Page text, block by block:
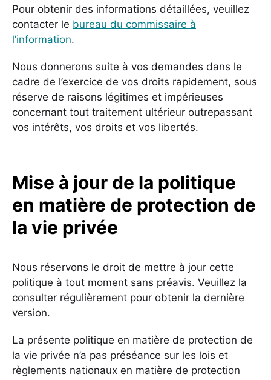
Pour obtenir des informations détaillées, veuillez
contacter le bureau du commissaire à
l’information.
Nous donnerons suite à vos demandes dans le
cadre de l’exercice de vos droits rapidement, sous
réserve de raisons légitimes et impérieuses
concernant tout traitement ultérieur outrepassant
vos intérêts, vos droits et vos libertés.
Mise à jour de la politique
en matière de protection de
la vie privée
Nous réservons le droit de mettre à jour cette
politique à tout moment sans préavis. Veuillez la
consulter régulièrement pour obtenir la dernière
version.
La présente politique en matière de protection de
la vie privée n’a pas préséance sur les lois et
règlements nationaux en matière de protection